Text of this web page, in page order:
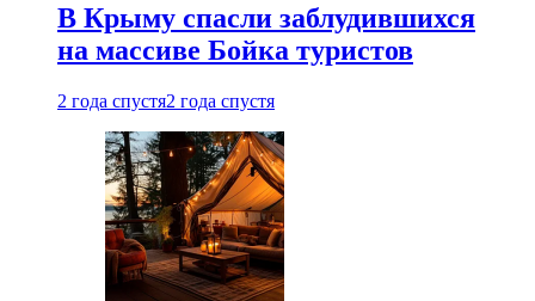
В Крыму спасли заблудившихся
на массиве Бойка туристов
2 года спустя2 года спустя